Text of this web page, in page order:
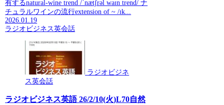
有するnatural-wine trend /ˈnætʃrəl waɪn trend/ ナ
チュラルワインの流行extension of ~ /ɪk...
2026.01.19
ラジオビジネス英会話
ラジオビジネ
ス英会話
ラジオビジネス英語 26/2/10(火)L70自然